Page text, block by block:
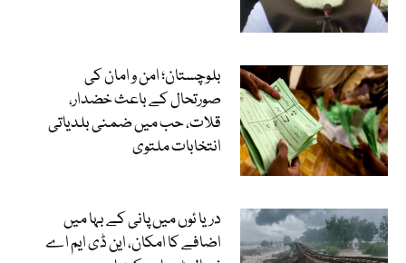
بلوچستان؛ امن و امان کی
صورتحال کے باعث خضدار،
قلات، حب میں ضمنی بلدیاتی
انتخابات ملتوی
دریا ئوں میں پانی کے بہا میں
اضافے کا امکان، این ڈی ایم اے